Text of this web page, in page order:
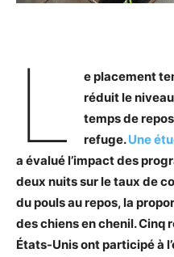
L
e placement
réduit le
temps de
refuge.Une
a évalué l’impact des
deux nuits sur le taux de
du pouls au repos, la
des chiens en chenil. Cinq
États-Unis ont participé à